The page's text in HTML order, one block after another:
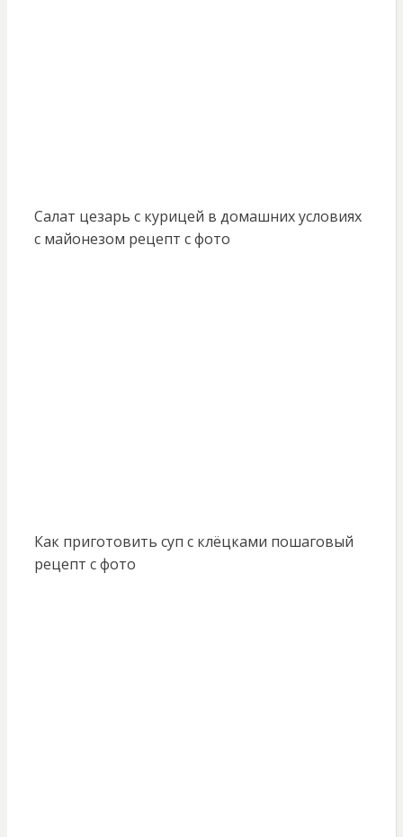
Салат цезарь с курицей в домашних условиях
с майонезом рецепт с фото
Как приготовить суп с клёцками пошаговый
рецепт с фото